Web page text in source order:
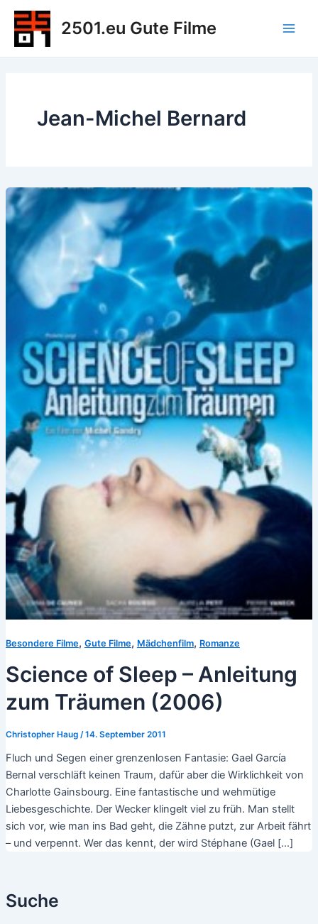
Zum
Inhalt
springen
2501.eu Gute Filme
Suche
Jean-Michel Bernard
Besondere Filme, Gute Filme, Mädchenfilm, Romanze
Science of Sleep – Anleitung
zum Träumen (2006)
Christopher Haug /14. September 2011
Fluch und Segen einer grenzenlosen Fantasie: Gael García
Bernal verschläft keinen Traum, dafür aber die Wirklichkeit von
Charlotte Gainsbourg. Eine fantastische und wehmütige
Liebesgeschichte. Der Wecker klingelt viel zu früh. Man stellt
sich vor, wie man ins Bad geht, die Zähne putzt, zur Arbeit fährt
– und verpennt. Wer das kennt, der wird Stéphane (Gael […]